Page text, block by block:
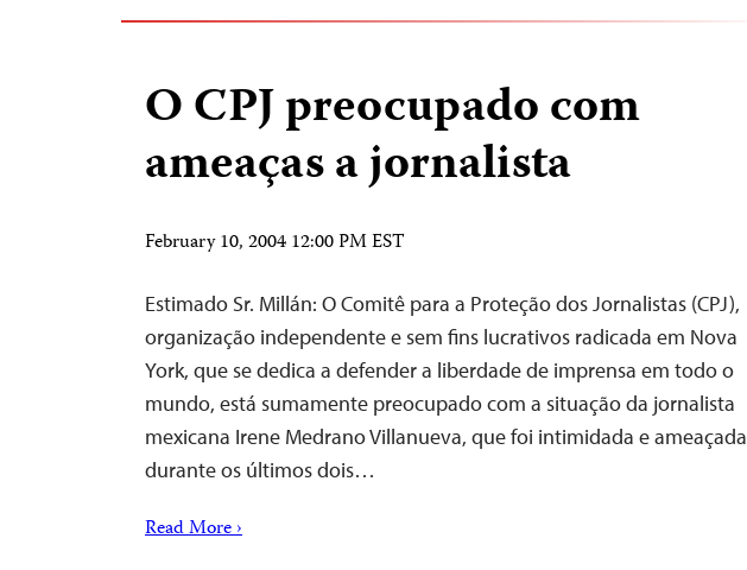
O CPJ preocupado com
ameaças a jornalista
February 10, 2004 12:00 PM EST
Estimado Sr. Millán: O Comitê para a Proteção dos Jornalistas (CPJ),
organização independente e sem fins lucrativos radicada em Nova
York, que se dedica a defender a liberdade de imprensa em todo o
mundo, está sumamente preocupado com a situação da jornalista
mexicana Irene Medrano Villanueva, que foi intimidada e ameaçada
durante os últimos dois…
Read More ›